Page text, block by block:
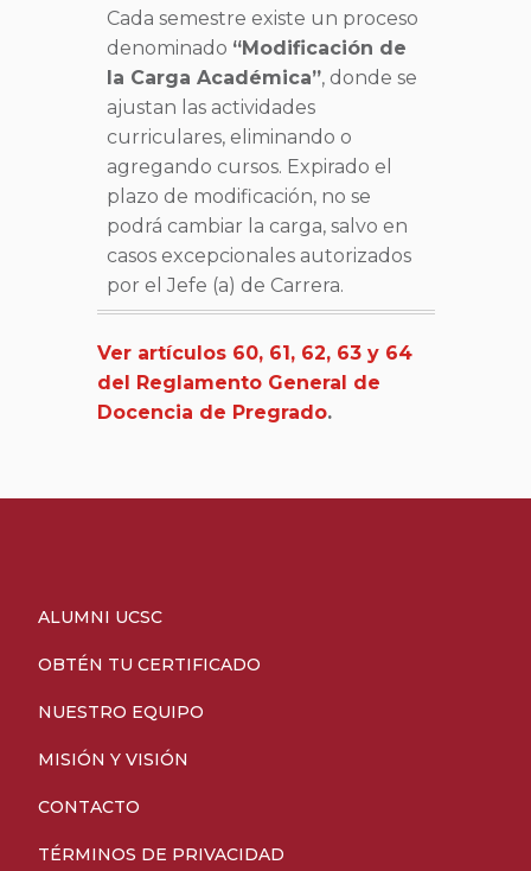
Cada semestre existe un proceso
denominado “Modificación de
la Carga Académica”, donde se
ajustan las actividades
curriculares, eliminando o
agregando cursos. Expirado el
plazo de modificación, no se
podrá cambiar la carga, salvo en
casos excepcionales autorizados
por el Jefe (a) de Carrera.
Ver artículos 60, 61, 62, 63 y 64
del Reglamento General de
Docencia de Pregrado.
ALUMNI UCSC
OBTÉN TU CERTIFICADO
NUESTRO EQUIPO
MISIÓN Y VISIÓN
CONTACTO
TÉRMINOS DE PRIVACIDAD